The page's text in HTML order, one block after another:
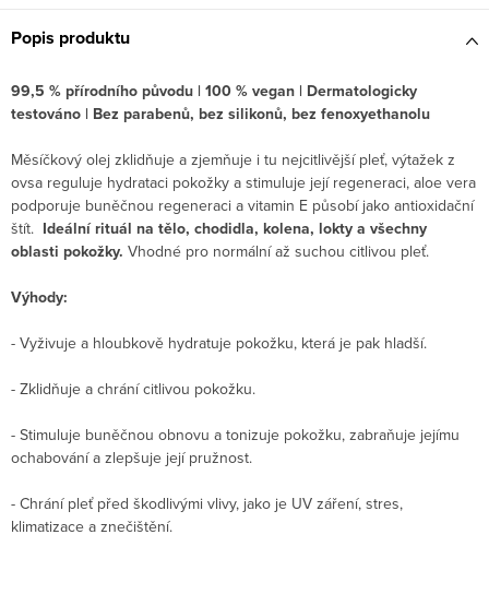
Popis produktu
99,5 % přírodního původu | 100 % vegan | Dermatologicky
testováno | Bez parabenů, bez silikonů, bez fenoxyethanolu
Měsíčkový olej zklidňuje a zjemňuje i tu nejcitlivější pleť, výtažek z
ovsa reguluje hydrataci pokožky a stimuluje její regeneraci, aloe vera
podporuje buněčnou regeneraci a vitamin E působí jako antioxidační
štít. Ideální rituál na tělo, chodidla, kolena, lokty a všechny
oblasti pokožky. Vhodné pro normální až suchou citlivou pleť.
Výhody:
- Vyživuje a hloubkově hydratuje pokožku, která je pak hladší.
- Zklidňuje a chrání citlivou pokožku.
- Stimuluje buněčnou obnovu a tonizuje pokožku, zabraňuje jejímu
ochabování a zlepšuje její pružnost.
- Chrání pleť před škodlivými vlivy, jako je UV záření, stres,
klimatizace a znečištění.